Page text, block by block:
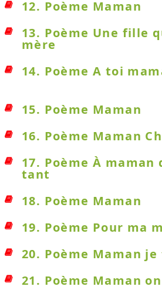
12. Poème Maman
13. Poème Une fille
mère
14. Poème A toi
15. Poème Maman
16. Poème Maman
17. Poème À maman
tant
18. Poème Maman
19. Poème Pour ma
20. Poème Maman
21. Poème Maman